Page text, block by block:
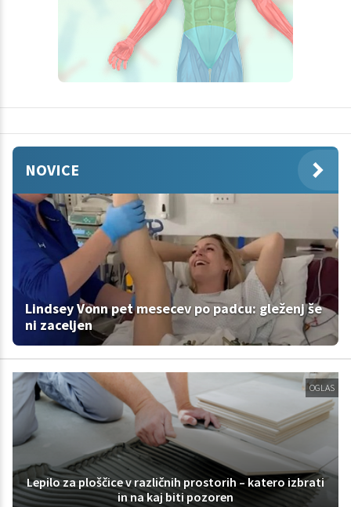
NOVICE
Lindsey Vonn pet mesecev po padcu: gleženj še
ni zaceljen
OGLAS
Lepilo za ploščice v različnih prostorih – katero izbrati
in na kaj biti pozoren